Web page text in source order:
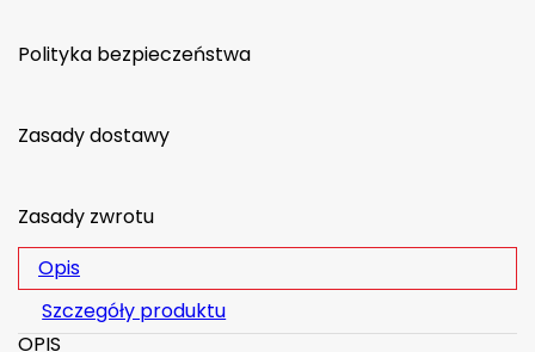
Polityka bezpieczeństwa
Zasady dostawy
Zasady zwrotu
Opis
Szczegóły produktu
OPIS